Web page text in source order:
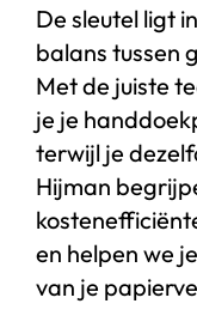
De sleutel ligt
balans tussen
Met de juiste
je je
terwijl je
Hijman
en helpen we
van je